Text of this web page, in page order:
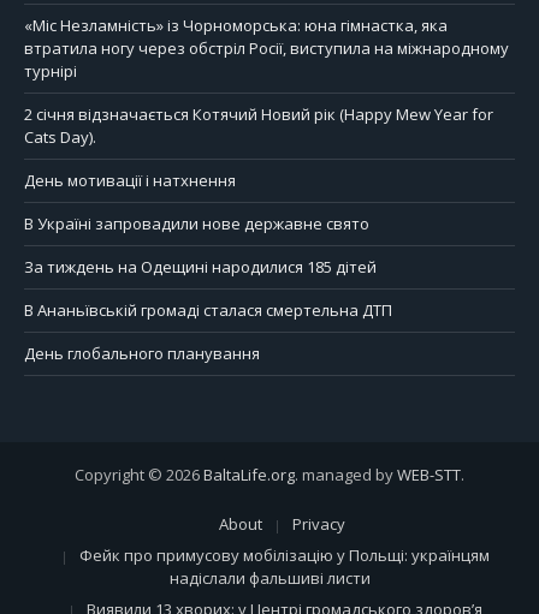
«Міс Незламність» із Чорноморська: юна гімнастка, яка
втратила ногу через обстріл Росії, виступила на міжнародному
турнірі
2 січня відзначається Котячий Новий рік (Happy Mew Year for
Cats Day).
День мотивації і натхнення
В Україні запровадили нове державне свято
За тиждень на Одещині народилися 185 дітей
В Ананьївській громаді сталася смертельна ДТП
День глобального планування
Copyright © 2026BaltaLife.org. managed byWEB-STT.
About
Privacy
Фейк про примусову мобілізацію у Польщі: українцям
надіслали фальшиві листи
Виявили 13 хворих: у Центрі громадського здоров’я